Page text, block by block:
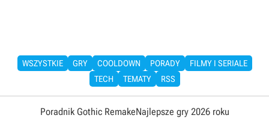
WSZYSTKIE GRY COOLDOWN PORADY
FILMY I SERIALE
TECH
TEMATY RSS
Poradnik Gothic RemakeNajlepsze gry 2026 roku